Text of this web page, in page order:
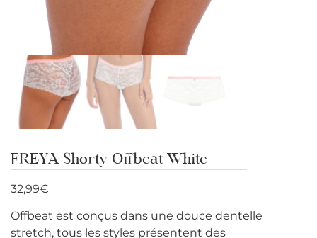
FREYA Shorty Offbeat White
32,99€
Offbeat est conçus dans une douce dentelle
stretch, tous les styles présentent des